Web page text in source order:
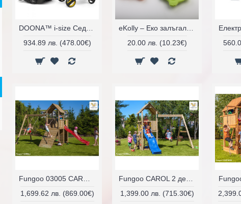
934.89 лв. (478.00€)
20.00 лв. (10.23€)
1,699.62 лв. (869.00€)
1,399.00 лв. (715.30€)